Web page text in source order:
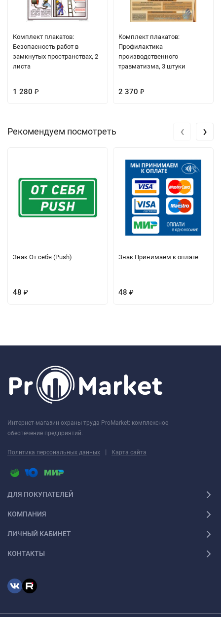
Комплект плакатов:
Безопасность работ в
замкнутых пространствах, 2
листа
1 280 ₽
Комплект плакатов:
Профилактика
производственного
травматизма, 3 штуки
2 370 ₽
Рекомендуем посмотреть
Знак От себя (Push)
48 ₽
Знак Принимаем к оплате
48 ₽
‹ ›
Интернет-магазин охраны труда ProMarket: комплексное
обеспечение предприятий.
Политика персональных данных | Карта сайта
ДЛЯ ПОКУПАТЕЛЕЙ
КОМПАНИЯ
ЛИЧНЫЙ КАБИНЕТ
КОНТАКТЫ